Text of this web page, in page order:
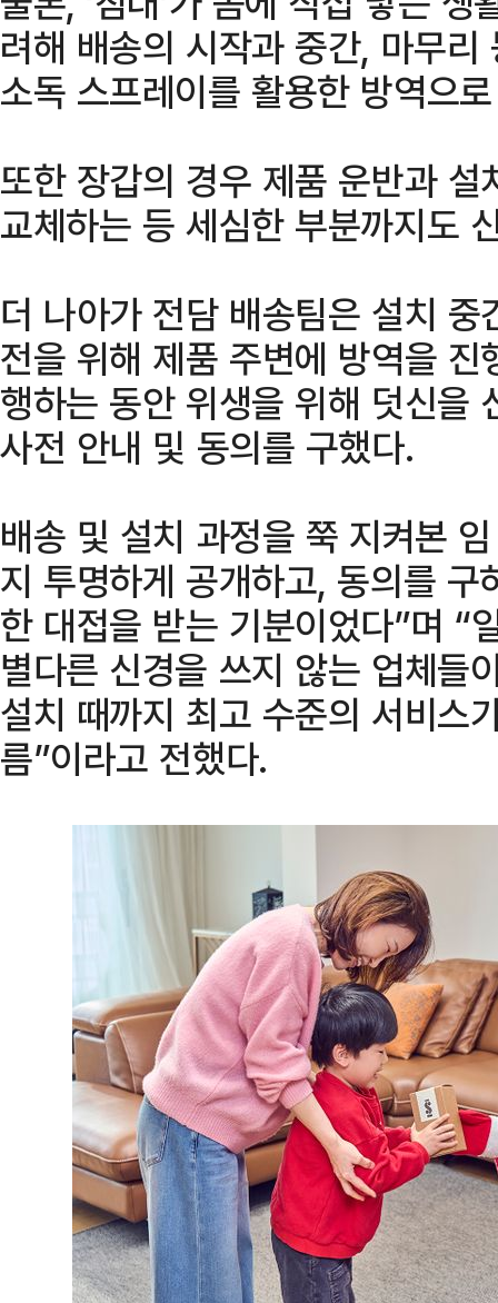
려해 배송의 시작과 중간, 마무
소독 스프레이를 활용한 방역으
또한 장갑의 경우 제품 운반과
교체하는 등 세심한 부분까지도
더 나아가 전담 배송팀은 설치
전을 위해 제품 주변에 방역을
행하는 동안 위생을 위해 덧신을
사전 안내 및 동의를 구했다.
배송 및 설치 과정을 쭉 지켜본
지 투명하게 공개하고, 동의를
한 대접을 받는 기분이었다”며 “
별다른 신경을 쓰지 않는 업체들
설치 때까지 최고 수준의 서비스
름”이라고 전했다.